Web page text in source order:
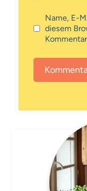
Name, E-
diesem